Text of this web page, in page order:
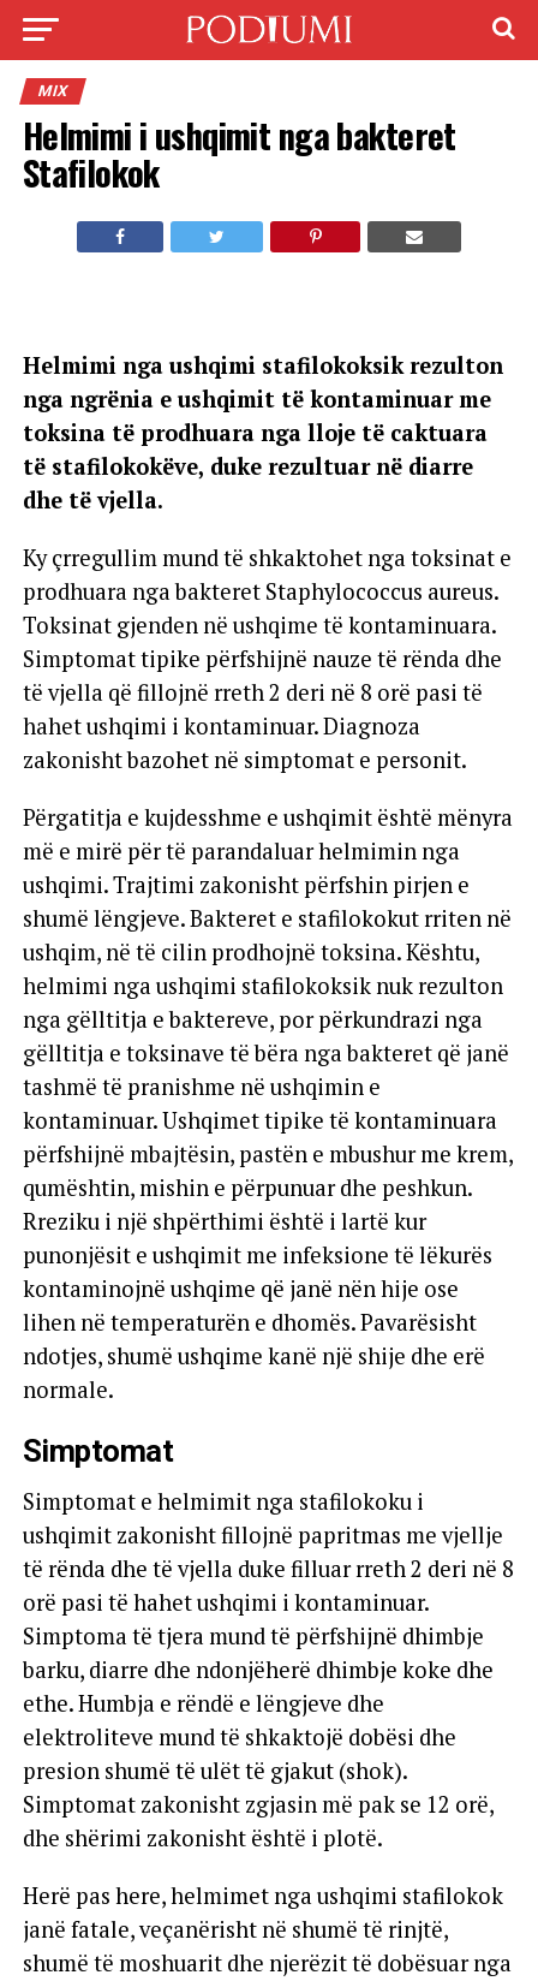
MIX
Helmimi i ushqimit nga bakteret
Stafilokok
Helmimi nga ushqimi stafilokoksik rezulton
nga ngrënia e ushqimit të kontaminuar me
toksina të prodhuara nga lloje të caktuara
të stafilokokëve, duke rezultuar në diarre
dhe të vjella.
Ky çrregullim mund të shkaktohet nga toksinat e
prodhuara nga bakteret Staphylococcus aureus.
Toksinat gjenden në ushqime të kontaminuara.
Simptomat tipike përfshijnë nauze të rënda dhe
të vjella që fillojnë rreth 2 deri në 8 orë pasi të
hahet ushqimi i kontaminuar. Diagnoza
zakonisht bazohet në simptomat e personit.
Përgatitja e kujdesshme e ushqimit është mënyra
më e mirë për të parandaluar helmimin nga
ushqimi. Trajtimi zakonisht përfshin pirjen e
shumë lëngjeve. Bakteret e stafilokokut rriten në
ushqim, në të cilin prodhojnë toksina. Kështu,
helmimi nga ushqimi stafilokoksik nuk rezulton
nga gëlltitja e baktereve, por përkundrazi nga
gëlltitja e toksinave të bëra nga bakteret që janë
tashmë të pranishme në ushqimin e
kontaminuar. Ushqimet tipike të kontaminuara
përfshijnë mbajtësin, pastën e mbushur me krem,
qumështin, mishin e përpunuar dhe peshkun.
Rreziku i një shpërthimi është i lartë kur
punonjësit e ushqimit me infeksione të lëkurës
kontaminojnë ushqime që janë nën hije ose
lihen në temperaturën e dhomës. Pavarësisht
ndotjes, shumë ushqime kanë një shije dhe erë
normale.
Simptomat
Simptomat e helmimit nga stafilokoku i
ushqimit zakonisht fillojnë papritmas me vjellje
të rënda dhe të vjella duke filluar rreth 2 deri në 8
orë pasi të hahet ushqimi i kontaminuar.
Simptoma të tjera mund të përfshijnë dhimbje
barku, diarre dhe ndonjëherë dhimbje koke dhe
ethe. Humbja e rëndë e lëngjeve dhe
elektroliteve mund të shkaktojë dobësi dhe
presion shumë të ulët të gjakut (shok).
Simptomat zakonisht zgjasin më pak se 12 orë,
dhe shërimi zakonisht është i plotë.
Herë pas here, helmimet nga ushqimi stafilokok
janë fatale, veçanërisht në shumë të rinjtë,
shumë të moshuarit dhe njerëzit të dobësuar nga